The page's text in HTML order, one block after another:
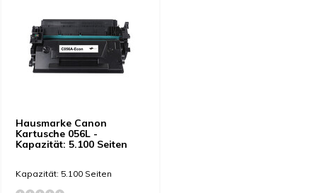
Hausmarke Canon
Kartusche 056L -
Kapazität: 5.100 Seiten
Kapazität: 5.100 Seiten